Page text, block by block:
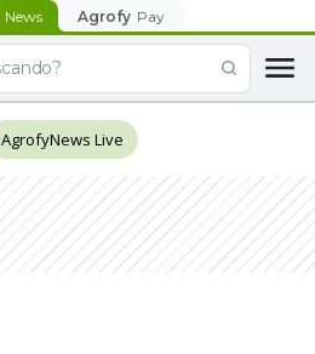
News Agrofy Pay
AgrofyNews Live